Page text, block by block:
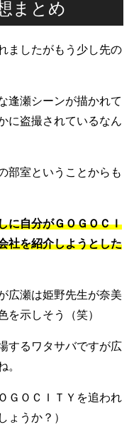
まとめ
ましたがもう少し先の
逢瀬シーンが描かれて
に盗撮されているなん
部室ということからも
に自分がＧＯＧＯＣＩ
社を紹介しようとした
広瀬は姫野先生が奈美
を示しそう（笑）
するワタサバですが広
。
ＧＯＣＩＴＹを追われ
ょうか？）